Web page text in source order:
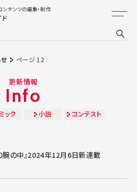
ンテンツの編集・制作
ページ 12
更新情報
Info
ック 小説 コンテスト
の中』2024年12月6日新連載